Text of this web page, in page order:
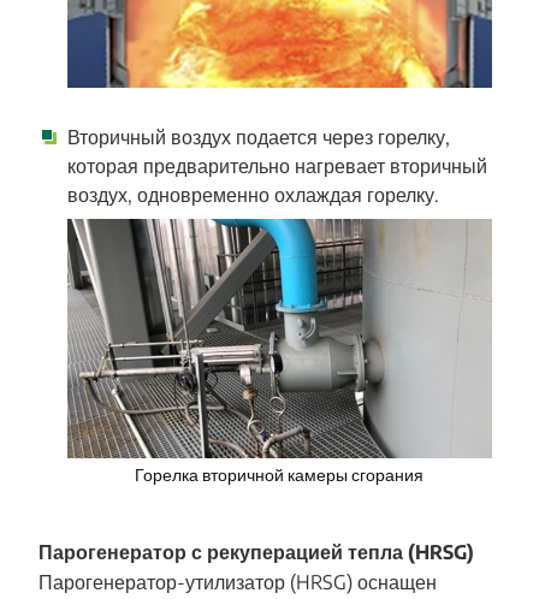
Вторичный воздух подается через горелку,
которая предварительно нагревает вторичный
воздух, одновременно охлаждая горелку.
Горелка вторичной камеры сгорания
Парогенератор с рекуперацией тепла (HRSG)
Парогенератор-утилизатор (HRSG) оснащен